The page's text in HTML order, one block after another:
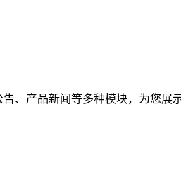
、产品新闻等多种模块，为您